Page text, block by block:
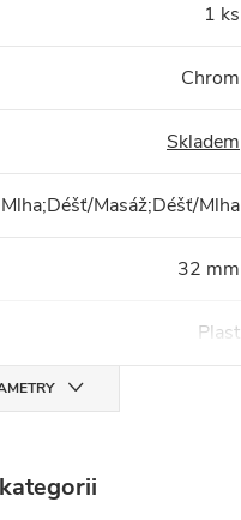
1 ks
Chrom
Skladem
Masáž;Déšť/Mlha
32 mm
Plast